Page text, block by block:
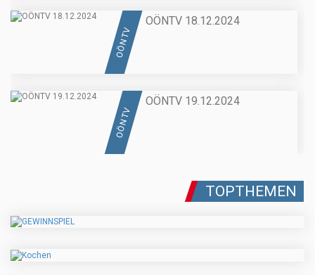
OÖN TV
OÖNTV 18.12.2024
OÖN TV
OÖNTV 19.12.2024
TOPTHEMEN